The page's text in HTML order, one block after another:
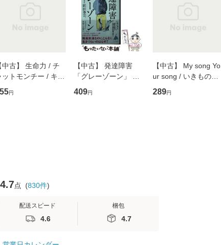
中古】 生命力 / チ
ットモンチー / キュ
ンレコード [CD]
メール便送料無料】
円
【中古】 発達障害
「グレーゾーン」 そ
の正しい理解と克服法
(SB新書 572) / 岡田尊
409円
【中古】 My song Yo
ur song / いきものが
かり / [CD]【メール便
送料無料】
289円
4.7点 (830件)
配送スピード
4.6
梱包
4.7